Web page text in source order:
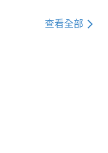
查看全部